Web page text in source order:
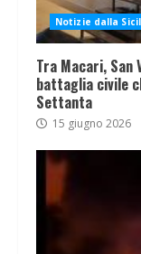
Notizie dalla
Tra Macari,
battaglia civile
Settanta
15 giugno 2026